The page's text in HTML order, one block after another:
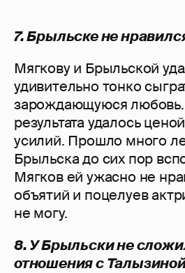
7. Брыльске не
Мягкову и Брыльской
удивительно тонко
зарождающуюся любовь.
результата удалось
усилий. Прошло много
Брыльска до сих пор
Мягков ей ужасно не
объятий и поцелуев
не могу.
8. У Брыльски не
отношения с